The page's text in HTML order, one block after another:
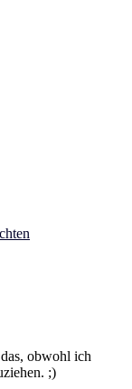
obwohl ich
;)